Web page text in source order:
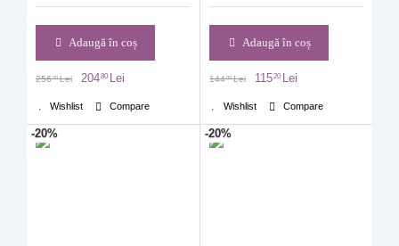
Adaugă în coș
25600 Lei 20480 Lei
Wishlist Compare
Adaugă în coș
144 00 Lei 11520 Lei
Wishlist Compare
-20% -20%